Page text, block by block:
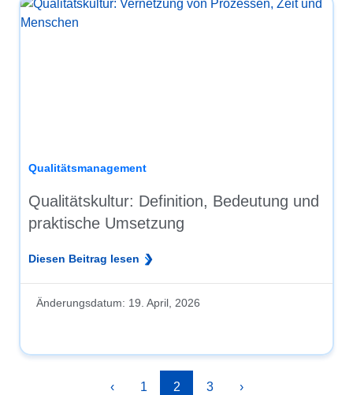
Qualitätsmanagement
Qualitätskultur: Definition, Bedeutung und
praktische Umsetzung
Diesen Beitrag lesen
Änderungsdatum: 19. April, 2026
‹ 1 2 3 ›